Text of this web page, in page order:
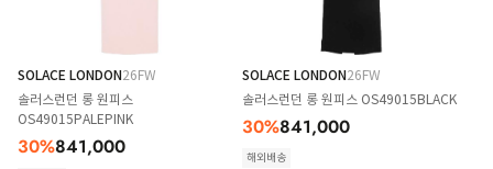
SOLACE LONDON26FW
솔러스런던 롱 원피스
OS49015PALEPINK
30%841,000
SOLACE LONDON26FW
솔러스런던 롱 원피스 OS49015BLACK
30%841,000
해외배송